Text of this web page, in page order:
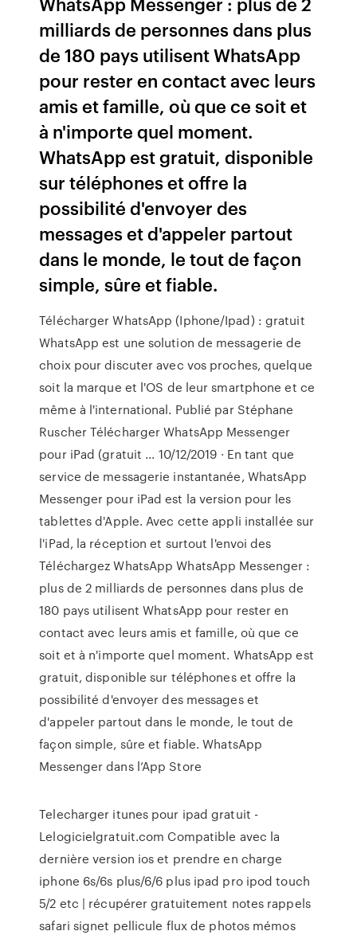
milliards de personnes dans plus
de 180 pays utilisent WhatsApp
pour rester en contact avec leurs
amis et famille, où que ce soit et
à n'importe quel moment.
WhatsApp est gratuit, disponible
sur téléphones et offre la
possibilité d'envoyer des
messages et d'appeler partout
dans le monde, le tout de façon
simple, sûre et fiable.
Télécharger WhatsApp (Iphone/Ipad) : gratuit
WhatsApp est une solution de messagerie de
choix pour discuter avec vos proches, quelque
soit la marque et l'OS de leur smartphone et ce
même à l'international. Publié par Stéphane
Ruscher Télécharger WhatsApp Messenger
pour iPad (gratuit ... 10/12/2019 · En tant que
service de messagerie instantanée, WhatsApp
Messenger pour iPad est la version pour les
tablettes d'Apple. Avec cette appli installée sur
l'iPad, la réception et surtout l'envoi des
Téléchargez WhatsApp WhatsApp Messenger :
plus de 2 milliards de personnes dans plus de
180 pays utilisent WhatsApp pour rester en
contact avec leurs amis et famille, où que ce
soit et à n'importe quel moment. WhatsApp est
gratuit, disponible sur téléphones et offre la
possibilité d'envoyer des messages et
d'appeler partout dans le monde, le tout de
façon simple, sûre et fiable. ‎WhatsApp
Messenger dans l’App Store
Telecharger itunes pour ipad gratuit -
Lelogicielgratuit.com Compatible avec la
dernière version ios et prendre en charge
iphone 6s/6s plus/6/6 plus ipad pro ipod touch
5/2 etc | récupérer gratuitement notes rappels
safari signet pellicule flux de photos mémos